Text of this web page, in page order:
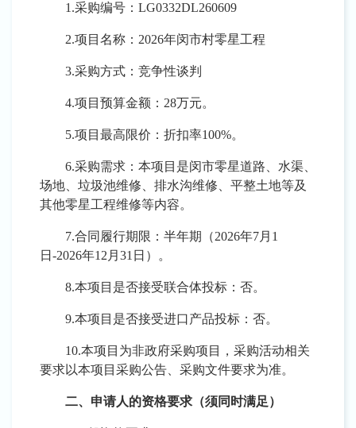
1.采购编号 ： LG0332DL260609
2.项目名称： 2026年闵市村零星工程
3.采购方式：竞争性谈判
4.项目预算金额： 28万元。
5.项目最高限价： 折扣率100%。
6.采购需求： 本项目是闵市零星道路 水渠
场地
垃圾池维修 排水沟维修
平整土地等及
其他零星工程维修等内容。
7.合同履行期限：半年期（2026年7月 1
日 -2026年12月31日）。
8.本项目是否接受联合体投标：否。
9.本项目是否接受进口产品投标：否。
10.本项目为非政府采购项目，采购活动相关
要求以本项目采购公告、采购文件要求为准。
二、申请人的资格要求（须同时满足）